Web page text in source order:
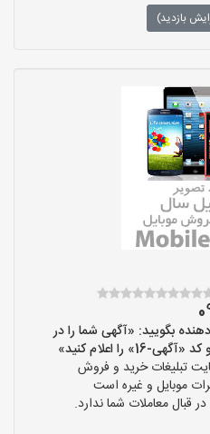
بازدید)
بگویید: «آگهی شما را در
را اعلام کنید»
تبلیغات خرید و فروش
موبایل و غیره است
قبال معاملات شما ندارد.